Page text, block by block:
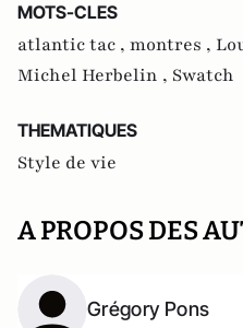
MOTS-CLES
atlantic tac , montres ,
Michel Herbelin , Swatch
THEMATIQUES
Style de vie
A PROPOS DES
Grégory Pons